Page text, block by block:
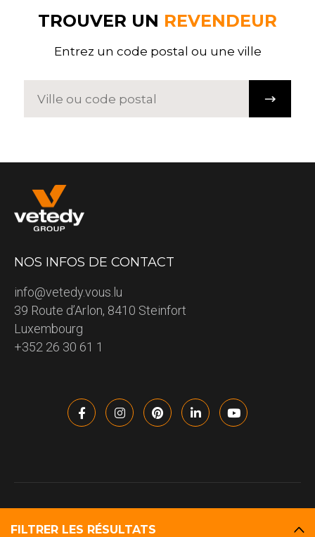
FILTRER LES RÉSULTATS
TROUVER UN REVENDEUR
Entrez un code postal ou une ville
NOS INFOS DE CONTACT
info@vetedy.vous.lu
39 Route d’Arlon, 8410 Steinfort
Luxembourg
+352 26 30 61 1
Politique de confidentialité